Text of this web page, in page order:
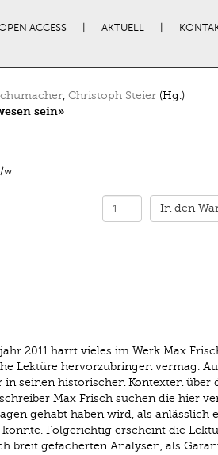
ACCESS AKTUELL
, Christoph Steier(Hg.)
sein»
w.
In den
2011 harrt vieles im Werk Max
Lektüre hervorzubringen vermag.
seinen historischen Kontexten über
Max Frisch suchen die hier
gehabt haben wird, als anlässlich
Folgerichtig erscheint die
breit gefächerten Analysen, als